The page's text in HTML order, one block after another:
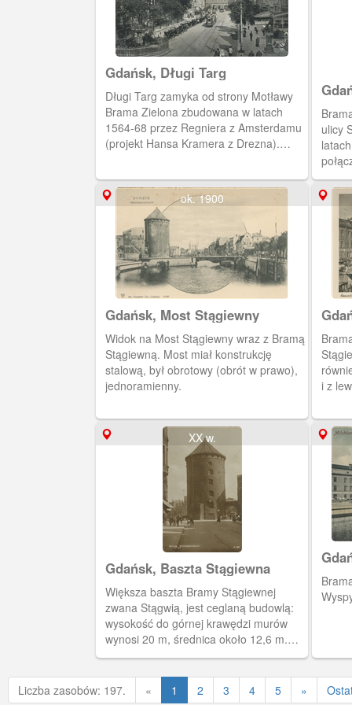
Gdańsk, Długi Targ
Długi Targ zamyka od strony Motławy
Brama Zielona zbudowana w latach
1564-68 przez Regniera z Amsterdamu
(projekt Hansa Kramera z Drezna).
Kogi (1378 r.)
ulicy
ok. 1900
Gdańsk, Most Stągiewny
Widok na Most Stągiewny wraz z Bramą
Stągiewną. Most miał konstrukcję
stalową, był obrotowy (obrót w prawo),
jednoramienny.
i z
XX w.
Gdańsk, Baszta Stągiewna
Większa baszta Bramy Stągiewnej
zwana Stągwią, jest ceglaną budowlą:
wysokość do górnej krawędzi murów
wynosi 20 m, średnica około 12,6 m.
Grubość muru w przyziemiu to 2,5 m od
wschodniej. Widok od strony ulicy
Stągiewnej.
Liczba zasobów: 197. « Poprzednia
1 2 3 4 5 »